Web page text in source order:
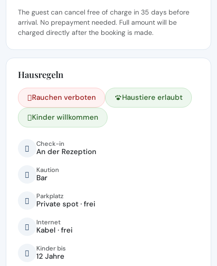
The guest can cancel free of charge in 35 days before
arrival. No prepayment needed. Full amount will be
charged directly after the booking is made.
Hausregeln
Rauchen verboten Haustiere erlaubt
Kinder willkommen
Check-in
An der Rezeption
Kaution
Bar
Parkplatz
Private spot · frei
Internet
Kabel · frei
Kinder bis
12 Jahre